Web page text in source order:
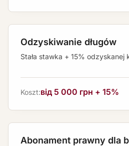
Odzyskiwanie długów
Stała stawka + 15% odzyskanej
Koszt:від 5 000 грн + 15%
Abonament prawny dla